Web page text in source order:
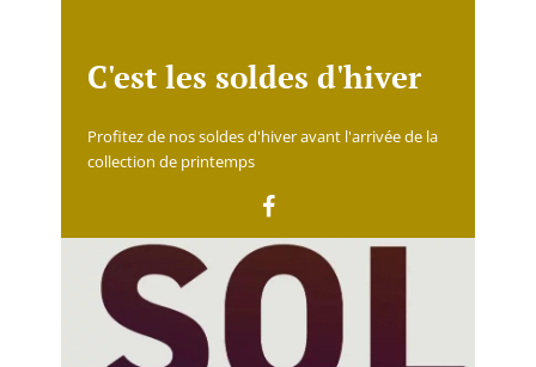
C'est les soldes d'hiver
Profitez de nos soldes d'hiver avant l'arrivée de la
collection de printemps